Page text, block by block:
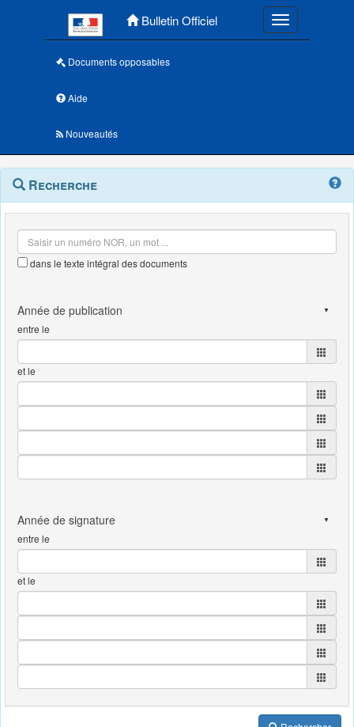
Bulletin Officiel Toggle
Documents opposables
Aide
Nouveautés
Navigation
outils
Menu
contextuel
Recherche
dans le texte intégral des documents
entre le
et le
entre le
et le